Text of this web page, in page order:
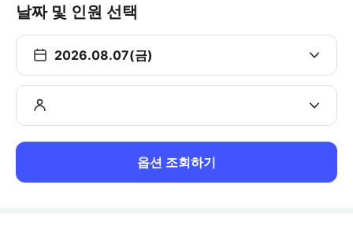
날짜 및 인원 선택
2026.08.07(금)
옵션 조회하기